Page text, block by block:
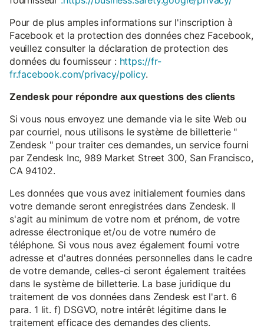
Pour de plus amples informations sur l'inscription à
Facebook et la protection des données chez Facebook,
veuillez consulter la déclaration de protection des
données du fournisseur : https://fr-
fr.facebook.com/privacy/policy.
Zendesk pour répondre aux questions des clients
Si vous nous envoyez une demande via le site Web ou
par courriel, nous utilisons le système de billetterie "
Zendesk " pour traiter ces demandes, un service fourni
par Zendesk Inc, 989 Market Street 300, San Francisco,
CA 94102.
Les données que vous avez initialement fournies dans
votre demande seront enregistrées dans Zendesk. Il
s'agit au minimum de votre nom et prénom, de votre
adresse électronique et/ou de votre numéro de
téléphone. Si vous nous avez également fourni votre
adresse et d'autres données personnelles dans le cadre
de votre demande, celles-ci seront également traitées
dans le système de billetterie. La base juridique du
traitement de vos données dans Zendesk est l'art. 6
para. 1 lit. f) DSGVO, notre intérêt légitime dans le
traitement efficace des demandes des clients.